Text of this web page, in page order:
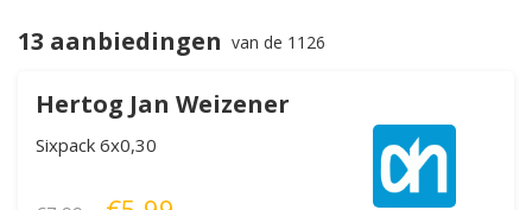
13 aanbiedingen van de 1126
Hertog Jan Weizener
Sixpack 6x0,30